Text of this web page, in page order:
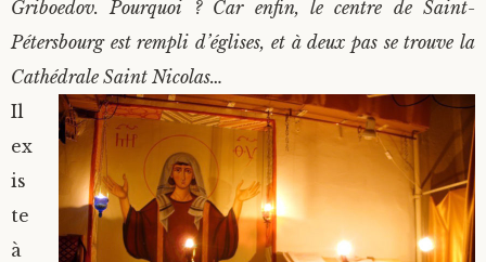
Griboedov. Pourquoi ? Car enfin, le centre de Saint-
Pétersbourg est rempli d’églises, et à deux pas se trouve la
Cathédrale Saint Nicolas…
Il
ex
is
te
à